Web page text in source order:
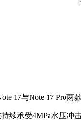
17与Note 17 Pro两款
续承受4MPa水压